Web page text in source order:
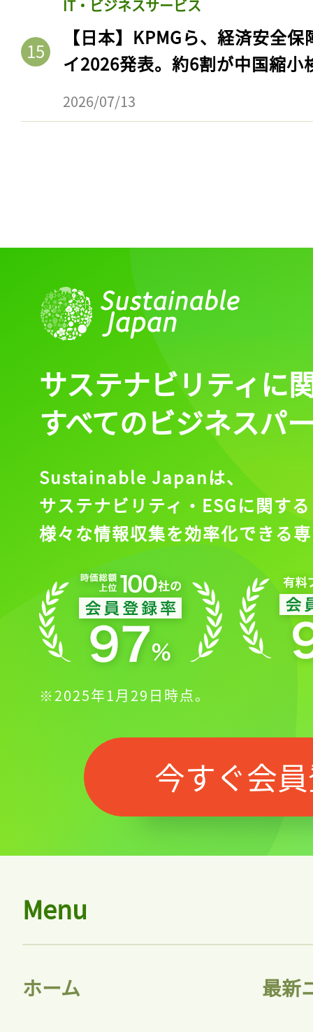
IT・ビジネスサービス
【日本】KPMGら、経済安全
イ2026発表。約6割が中国縮小
2026/07/13
サステナビリティに
すべてのビジネスパ
Sustainable Japanは、
サステナビリティ・ESGに関する
様々な情報収集を効率化できる
※2025年1月29日時点。
今すぐ会
Menu
ホーム 最新